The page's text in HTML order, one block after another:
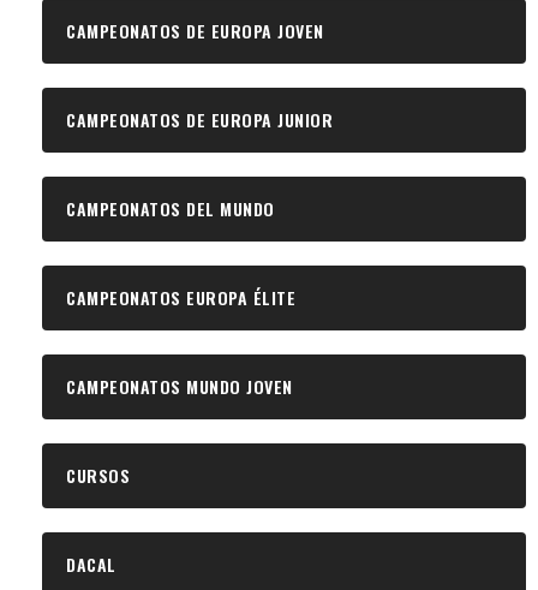
CAMPEONATOS DE EUROPA JOVEN
CAMPEONATOS DE EUROPA JUNIOR
CAMPEONATOS DEL MUNDO
CAMPEONATOS EUROPA ÉLITE
CAMPEONATOS MUNDO JOVEN
CURSOS
DACAL